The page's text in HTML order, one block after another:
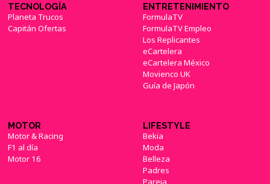
TECNOLOGÍA
Planeta Trucos
Capitán Ofertas
ENTRETENIMIENTO
FormulaTV
FormulaTV Empleo
Los Replicantes
eCartelera
eCartelera México
Movienco UK
Guía de Japón
MOTOR
Motor & Racing
F1 al día
Motor 16
LIFESTYLE
Bekia
Moda
Belleza
Padres
Pareja